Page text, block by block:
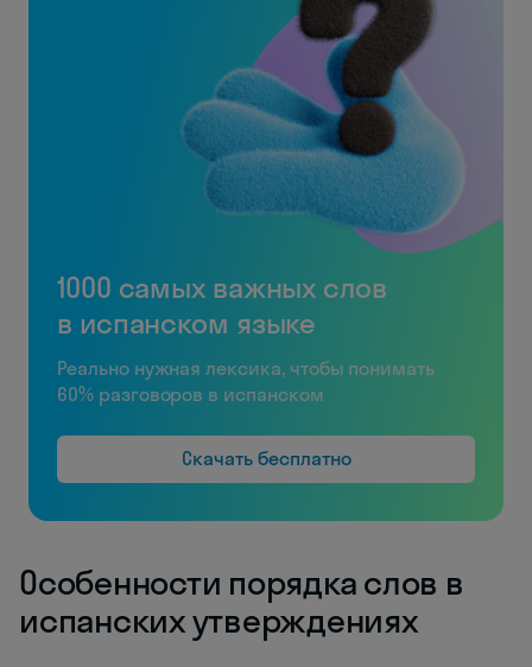
1000 самых важных слов
в испанском языке
Реально нужная лексика, чтобы понимать
60% разговоров в испанском
Скачать бесплатно
Особенности порядка слов в
испанских утверждениях